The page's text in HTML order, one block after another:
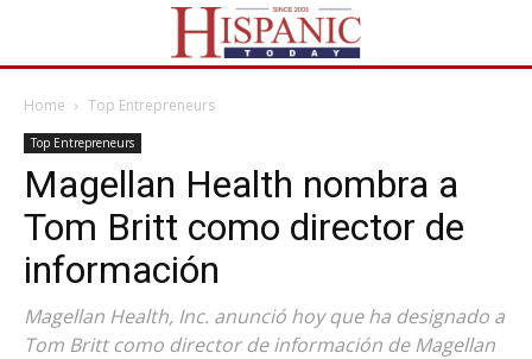
Home Top Entrepreneurs
Top Entrepreneurs
Magellan Health nombra a
Tom Britt como director de
información
Magellan Health, Inc. anunció hoy que ha designado a
Tom Britt como director de información de Magellan